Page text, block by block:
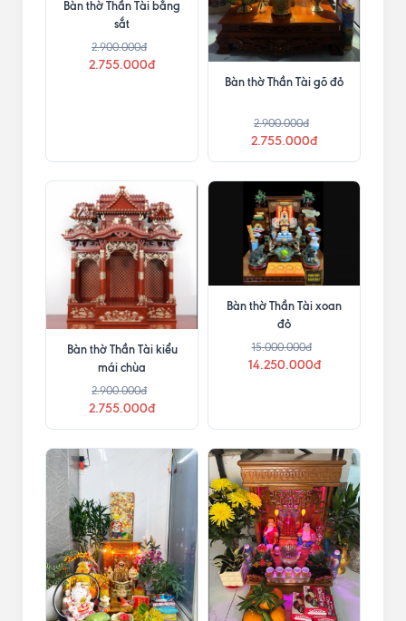
Bàn thờ Thần Tài bằng
sắt
2.900.000đ
2.755.000đ
Bàn thờ Thần Tài gõ đỏ
2.900.000đ
2.755.000đ
Bàn thờ Thần Tài kiểu
mái chùa
2.900.000đ
2.755.000đ
Bàn thờ Thần Tài xoan
đỏ
15.000.000đ
14.250.000đ